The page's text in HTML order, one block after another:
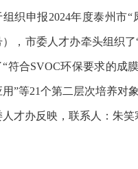
组织申报2024年度泰州市
），市委人才办牵头组织
“符合SVOC环保要求的成
用”等21个第二层次培养对
人才办反映，联系人：朱笑